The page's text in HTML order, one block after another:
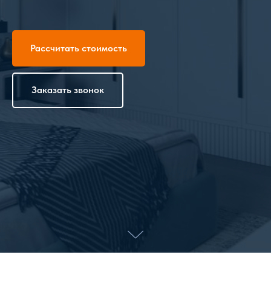
Рассчитать стоимость
Заказать звонок